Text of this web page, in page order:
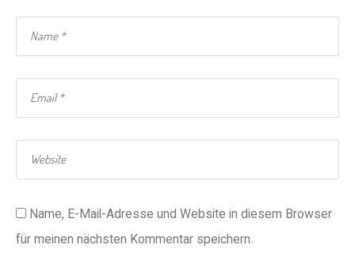
Name, E-Mail-Adresse und Website in diesem Browser
für meinen nächsten Kommentar speichern.